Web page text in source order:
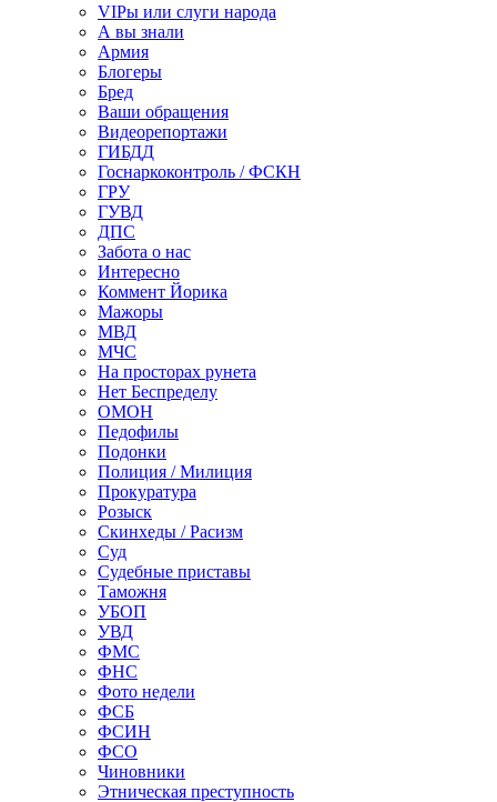
VIPы или слуги народа
А вы знали
Армия
Блогеры
Бред
Ваши обращения
Видеорепортажи
ГИБДД
Госнаркоконтроль / ФСКН
ГРУ
ГУВД
ДПС
Забота о нас
Интересно
Коммент Йорика
Мажоры
МВД
МЧС
На просторах рунета
Нет Беспределу
ОМОН
Педофилы
Подонки
Полиция / Милиция
Прокуратура
Розыск
Скинхеды / Расизм
Суд
Судебные приставы
Таможня
УБОП
УВД
ФМС
ФНС
Фото недели
ФСБ
ФСИН
ФСО
Чиновники
Этническая преступность